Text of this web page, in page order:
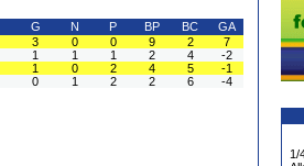
G N P BP BC
GA
3 0 0 9 2
7
1 1 1 2 4
-2
1 0 2 4 5
-1
0 1 2 2 6 -4
1/